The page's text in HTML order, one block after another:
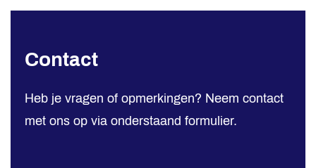
Contact
Contact
Heb je vragen of opmerkingen? Neem contact
met ons op via onderstaand formulier.